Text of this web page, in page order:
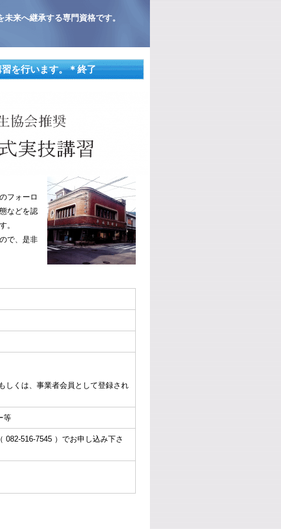
来へ継承する専門資格です。
を行います。＊終了
フォーロ
などを認
。
で、是非
しくは、事業者会員として登録され
等
082-516-7545 ）でお申し込み下さ